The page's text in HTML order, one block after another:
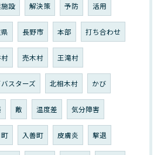
設 解決策 予防 活用
長野市 本部 打ち合わせ
売木村 王滝村
スターズ 北相木村 かび
敵 温度差 気分障害
入善町 皮膚炎 撃退